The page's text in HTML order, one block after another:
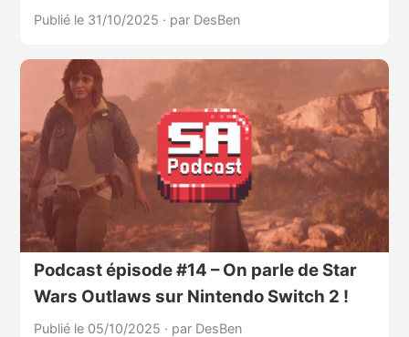
Publié le 31/10/2025 · par DesBen
Podcast épisode #14 – On parle de Star
Wars Outlaws sur Nintendo Switch 2 !
Publié le 05/10/2025 · par DesBen